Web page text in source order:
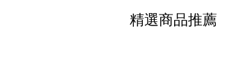
精選商品推薦